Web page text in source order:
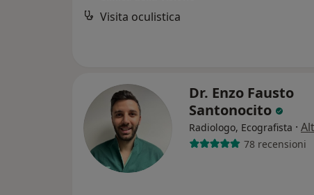
Visita oculistica
Dr. Enzo Fausto
Santonocito
Radiologo, Ecografista ·
78 recensioni